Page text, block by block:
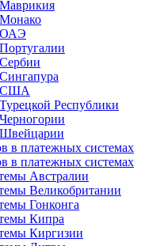
ОАЭ
США
Республики
Швейцарии
в платежных системах
в платежных системах
Австралии
Великобритании
Гонконга
Кипра
Киргизии